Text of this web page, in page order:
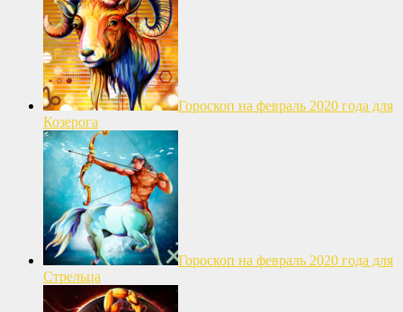
Гороскоп на февраль 2020 года для
Козерога
Гороскоп на февраль 2020 года для
Стрельца